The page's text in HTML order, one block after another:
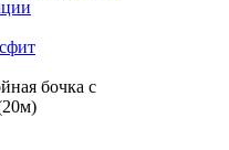
бочка с